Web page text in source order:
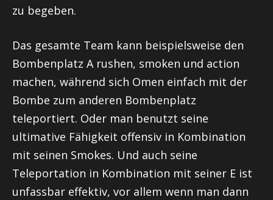
zu begeben.
Das gesamte Team kann beispielsweise den
Bombenplatz A rushen, smoken und action
machen, während sich Omen einfach mit der
Bombe zum anderen Bombenplatz
teleportiert. Oder man benutzt seine
ultimative Fähigkeit offensiv in Kombination
mit seinen Smokes. Und auch seine
Teleportation in Kombination mit seiner E ist
unfassbar effektiv, vor allem wenn man dann